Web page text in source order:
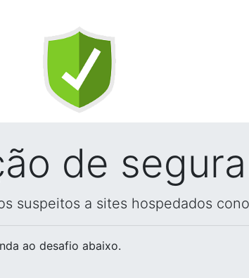
de
suspeitos a sites hospedados
ao desafio abaixo.